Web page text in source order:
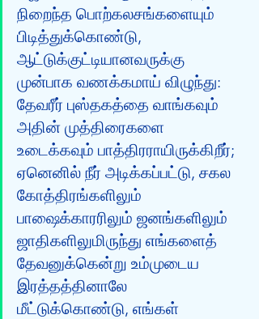
நிறைந்த பொற்கலசங்களையும்
பிடித்துக்கொண்டு,
ஆட்டுக்குட்டியானவருக்கு
முன்பாக வணக்கமாய் விழுந்து:
தேவரீர் புஸ்தகத்தை வாங்கவும்
அதின் முத்திரைகளை
உடைக்கவும் பாத்திரராயிருக்கிறீர்;
ஏனெனில் நீர் அடிக்கப்பட்டு, சகல
கோத்திரங்களிலும்
பாஷைக்காரரிலும் ஜனங்களிலும்
ஜாதிகளிலுமிருந்து எங்களைத்
தேவனுக்கென்று உம்முடைய
இரத்தத்தினாலே
மீட்டுக்கொண்டு, எங்கள்